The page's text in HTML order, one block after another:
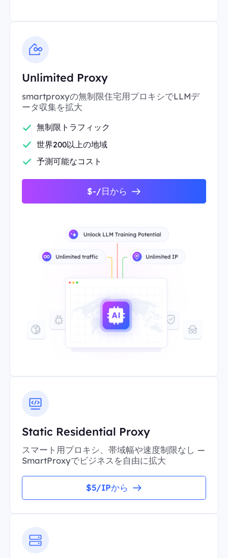
Unlimited Proxy
smartproxyの無制限住宅用プロキシでLLMデ
ータ収集を拡大
無制限トラフィック
世界200以上の地域
予測可能なコスト
$-/日から
Static Residential Proxy
スマート用プロキシ、帯域幅や速度制限なし —
SmartProxyでビジネスを自由に拡大
$5/IPから